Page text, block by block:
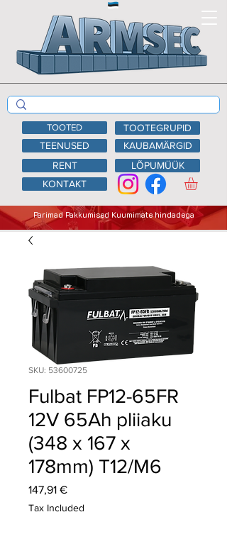
TEENUSED
KAUBAMÄRGID
RENT
LÕPUMÜÜK
KONTAKT
Parimad Pakkumised Kuumimate hindadega
TOOTED TOOTEGRUPID
SKU: 53600725
Fulbat FP12-65FR
12V 65Ah pliiaku
(348 x 167 x
178mm) T12/M6
147,91 €Price
Tax Included